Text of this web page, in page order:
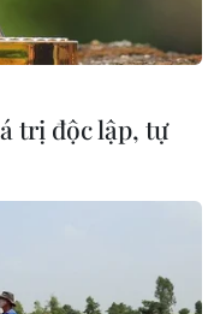
công bố
văn phòng nội
Tổng thống Alberto
một cử nhân khoa
trị độc lập, tự